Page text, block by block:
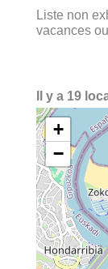
Liste non
vacances
Il y a 19
+
−